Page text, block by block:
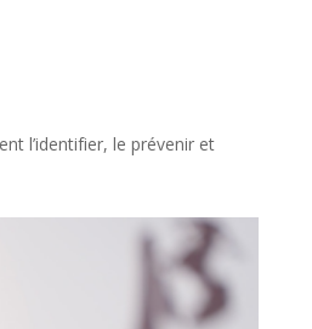
l’identifier, le prévenir et